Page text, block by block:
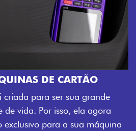
CHAVE COM
Agora, a chave da sua nova
veículo também à distância, e
fechadura. São detalhes como
mais fluidez para o seu dia de
PreviousNext